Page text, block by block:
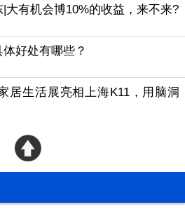
大有机会博10%的收益，来不来?
好处有哪些？
居生活展亮相上海K11，用脑洞